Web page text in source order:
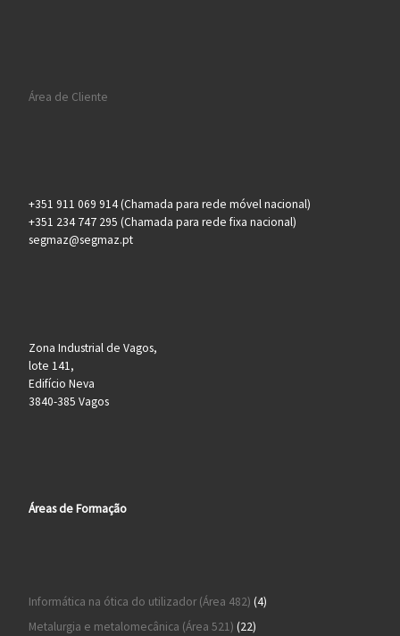
Área de Cliente
+351 911 069 914 (Chamada para rede móvel nacional)
+351 234 747 295 (Chamada para rede fixa nacional)
segmaz@segmaz.pt
Zona Industrial de Vagos,
lote 141,
Edifício Neva
3840-385 Vagos
Áreas de Formação
Informática na ótica do utilizador (Área 482) 44 produtos
Metalurgia e metalomecânica (Área 521) 2222 produtos